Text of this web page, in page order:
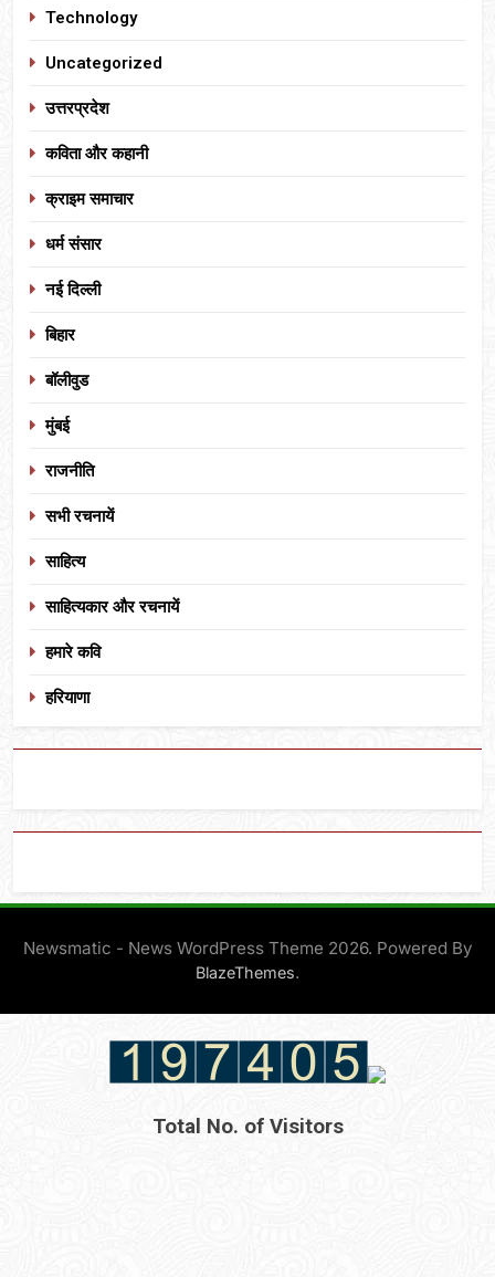
Technology
Uncategorized
उत्तरप्रदेश
कविता और कहानी
क्राइम समाचार
धर्म संसार
नई दिल्ली
बिहार
बॉलीवुड
मुंबई
राजनीति
सभी रचनायें
साहित्य
साहित्यकार और रचनायें
हमारे कवि
हरियाणा
Newsmatic - News WordPress Theme 2026. Powered By
BlazeThemes.
Total No. of Visitors